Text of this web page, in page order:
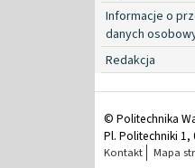
Informacje o
danych
Redakcja
© Politechnika
Pl. Politechniki
Kontakt Mapa